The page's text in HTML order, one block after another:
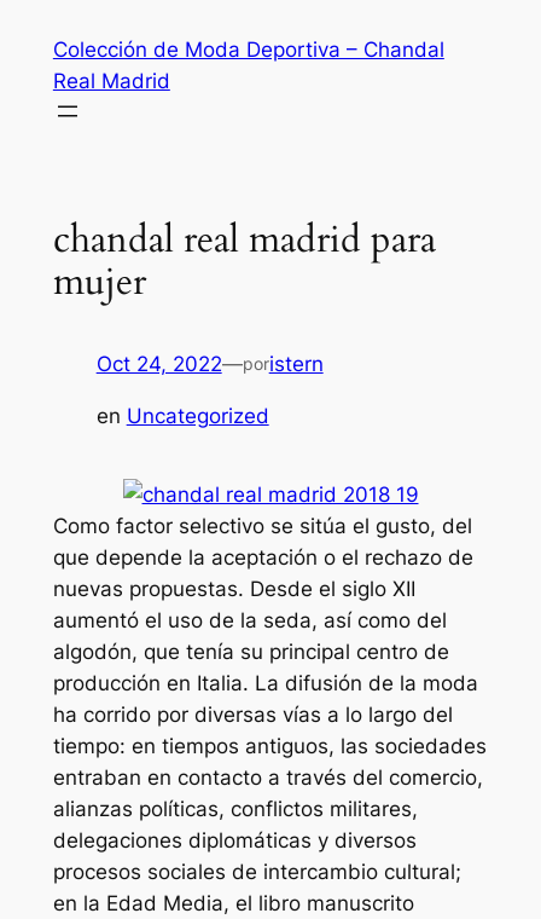
contenido
Colección de Moda Deportiva – Chandal
Real Madrid
chandal real madrid para
mujer
Oct 24, 2022—poristern
en Uncategorized
Como factor selectivo se sitúa el gusto, del
que depende la aceptación o el rechazo de
nuevas propuestas. Desde el siglo XII
aumentó el uso de la seda, así como del
algodón, que tenía su principal centro de
producción en Italia. La difusión de la moda
ha corrido por diversas vías a lo largo del
tiempo: en tiempos antiguos, las sociedades
entraban en contacto a través del comercio,
alianzas políticas, conflictos militares,
delegaciones diplomáticas y diversos
procesos sociales de intercambio cultural;
en la Edad Media, el libro manuscrito